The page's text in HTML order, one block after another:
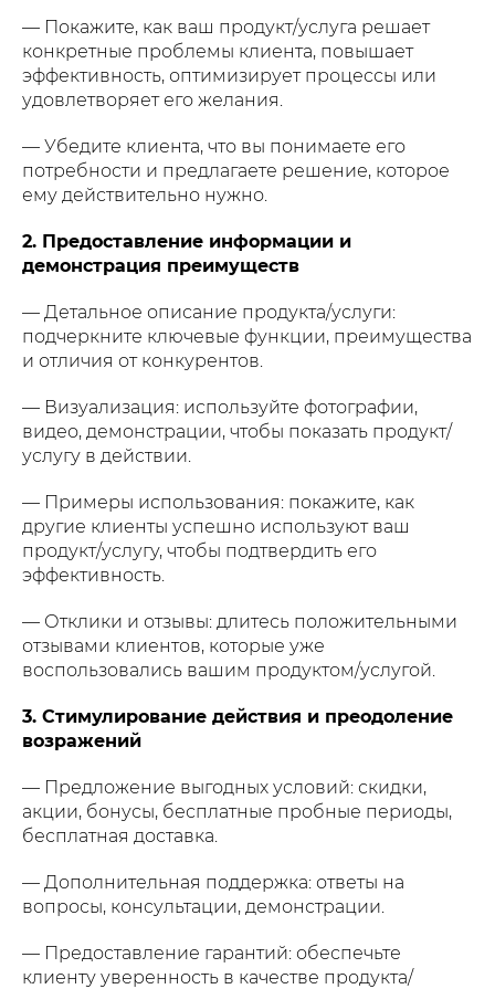
— Покажите, как ваш продукт/услуга решает
конкретные проблемы клиента, повышает
эффективность, оптимизирует процессы или
удовлетворяет его желания.
— Убедите клиента, что вы понимаете его
потребности и предлагаете решение, которое
ему действительно нужно.
2. Предоставление информации и
демонстрация преимуществ
— Детальное описание продукта/услуги:
подчеркните ключевые функции, преимущества
и отличия от конкурентов.
— Визуализация: используйте фотографии,
видео, демонстрации, чтобы показать продукт/
услугу в действии.
— Примеры использования: покажите, как
другие клиенты успешно используют ваш
продукт/услугу, чтобы подтвердить его
эффективность.
— Отклики и отзывы: длитесь положительными
отзывами клиентов, которые уже
воспользовались вашим продуктом/услугой.
3. Стимулирование действия и преодоление
возражений
— Предложение выгодных условий: скидки,
акции, бонусы, бесплатные пробные периоды,
бесплатная доставка.
— Дополнительная поддержка: ответы на
вопросы, консультации, демонстрации.
— Предоставление гарантий: обеспечьте
клиенту уверенность в качестве продукта/